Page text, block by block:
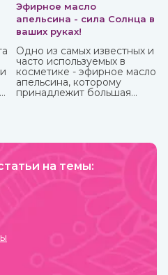
Эфирное масло
апельсина - сила Солнца в
ваших руках!
Одно из самых известных и
часто используемых в
косметике - эфирное масло
апельсина, которому
принадлежит большая
получения. Это яркий,
который подарит вам
на темы: